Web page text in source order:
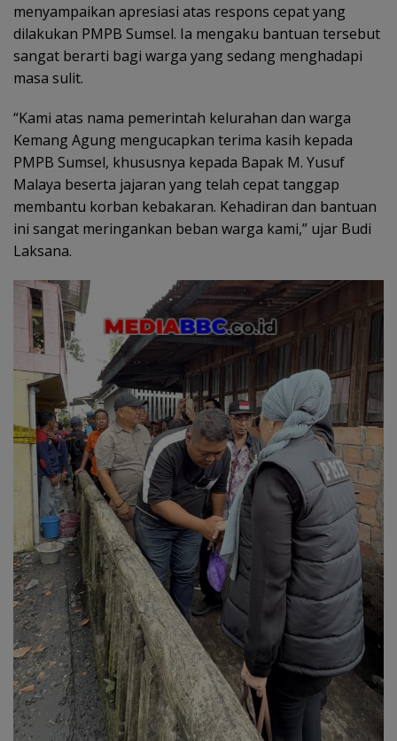
menyampaikan apresiasi atas respons cepat yang
dilakukan PMPB Sumsel. Ia mengaku bantuan tersebut
sangat berarti bagi warga yang sedang menghadapi
masa sulit.
“Kami atas nama pemerintah kelurahan dan warga
Kemang Agung mengucapkan terima kasih kepada
PMPB Sumsel, khususnya kepada Bapak M. Yusuf
Malaya beserta jajaran yang telah cepat tanggap
membantu korban kebakaran. Kehadiran dan bantuan
ini sangat meringankan beban warga kami,” ujar Budi
Laksana.